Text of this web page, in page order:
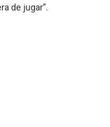
de jugar”.